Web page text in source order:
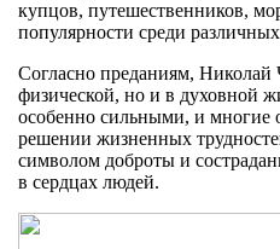
купцов, путешественников,
популярности среди
Согласно преданиям, Николай
физической, но и в духовной
особенно сильными, и многие
решении жизненных
символом доброты и
в сердцах людей.